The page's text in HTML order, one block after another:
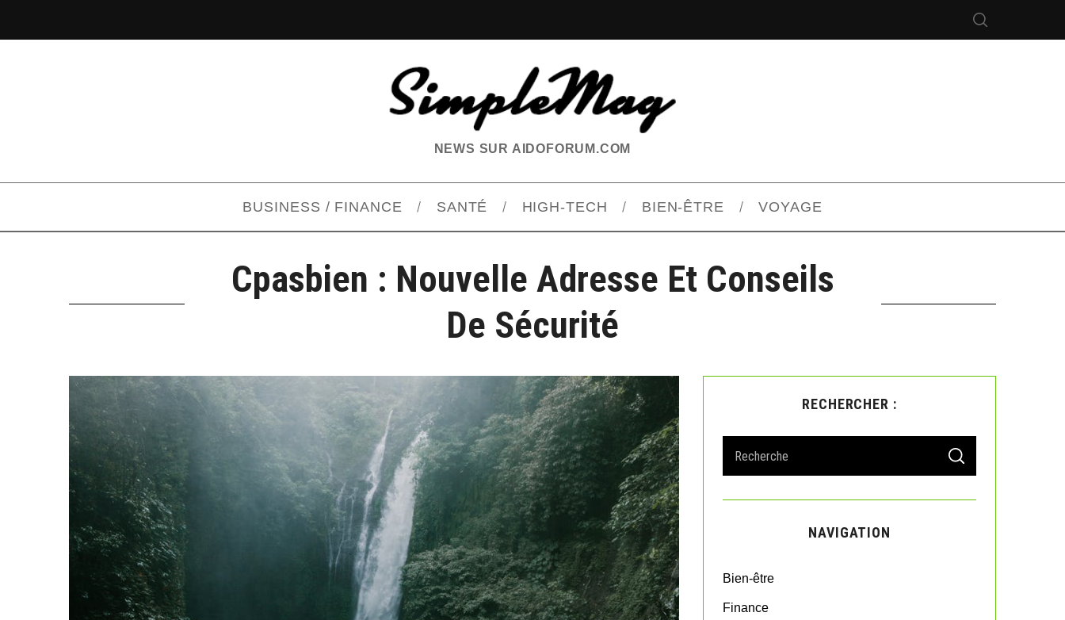
NEWS SUR AIDOFORUM.COM
BUSINESS / FINANCE SANTÉ HIGH-TECH BIEN-ÊTRE VOYAGE
Cpasbien : Nouvelle Adresse Et Conseils
De Sécurité
RECHERCHER :
a
r
o
S
A
C
NAVIGATION
Bien-être
Finance